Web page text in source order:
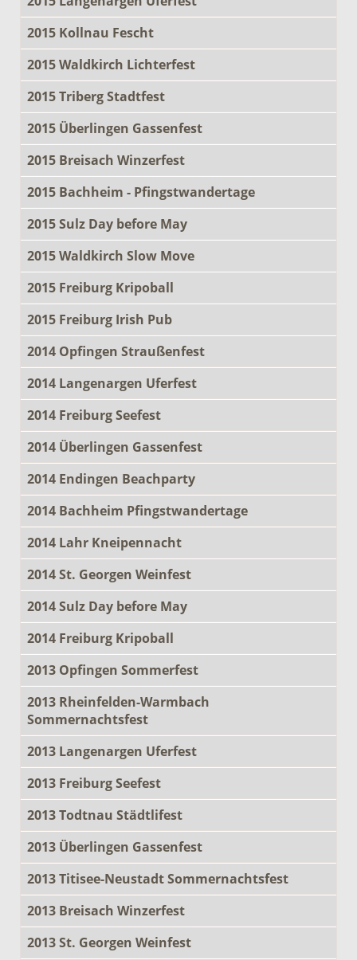
2015 Kollnau Fescht
2015 Waldkirch Lichterfest
2015 Triberg Stadtfest
2015 Überlingen Gassenfest
2015 Breisach Winzerfest
2015 Bachheim - Pfingstwandertage
2015 Sulz Day before May
2015 Waldkirch Slow Move
2015 Freiburg Kripoball
2015 Freiburg Irish Pub
2014 Opfingen Straußenfest
2014 Langenargen Uferfest
2014 Freiburg Seefest
2014 Überlingen Gassenfest
2014 Endingen Beachparty
2014 Bachheim Pfingstwandertage
2014 Lahr Kneipennacht
2014 St. Georgen Weinfest
2014 Sulz Day before May
2014 Freiburg Kripoball
2013 Opfingen Sommerfest
2013 Rheinfelden-Warmbach
Sommernachtsfest
2013 Langenargen Uferfest
2013 Freiburg Seefest
2013 Todtnau Städtlifest
2013 Überlingen Gassenfest
2013 Titisee-Neustadt Sommernachtsfest
2013 Breisach Winzerfest
2013 St. Georgen Weinfest